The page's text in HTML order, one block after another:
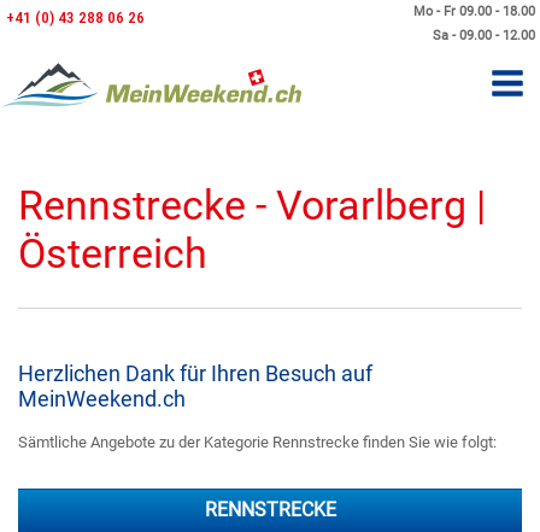
Mo - Fr 09.00 - 18.00
Sa - 09.00 - 12.00
+41 (0) 43 288 06 26
Rennstrecke - Vorarlberg |
Österreich
Herzlichen Dank für Ihren Besuch auf
MeinWeekend.ch
Sämtliche Angebote zu der Kategorie Rennstrecke finden Sie wie folgt:
RENNSTRECKE